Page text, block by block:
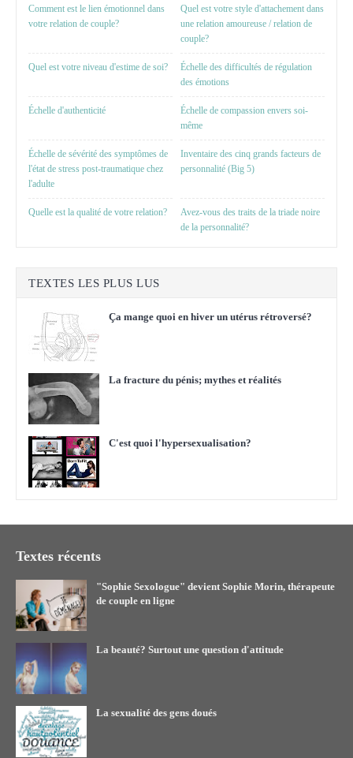
Comment est le lien émotionnel dans
votre relation de couple?
Quel est votre style d'attachement dans
une relation amoureuse / relation de
couple?
Quel est votre niveau d'estime de soi?
Échelle des difficultés de régulation
des émotions
Échelle d'authenticité
Échelle de compassion envers soi-
même
Échelle de sévérité des symptômes de
l'état de stress post-traumatique chez
l'adulte
Inventaire des cinq grands facteurs de
personnalité (Big 5)
Quelle est la qualité de votre relation?
Avez-vous des traits de la triade noire
de la personnalité?
TEXTES LES PLUS LUS
Ça mange quoi en hiver un utérus rétroversé?
La fracture du pénis; mythes et réalités
C'est quoi l'hypersexualisation?
Textes récents
"Sophie Sexologue" devient Sophie Morin, thérapeute
de couple en ligne
La beauté? Surtout une question d'attitude
La sexualité des gens doués